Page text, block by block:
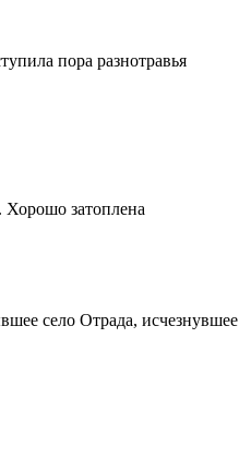
пора разнотравья
Хорошо затоплена
село Отрада, исчезнувшее